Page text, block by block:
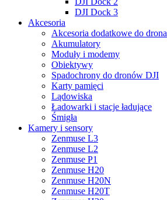
DJI Dock 3
Akcesoria
Akcesoria dodatkowe do drona
Akumulatory
Moduły i modemy
Obiektywy
Spadochrony do dronów DJI
Karty pamięci
Lądowiska
Ładowarki i stacje ładujące
Śmigła
Kamery i sensory
Zenmuse L3
Zenmuse L2
Zenmuse P1
Zenmuse H20
Zenmuse H20N
Zenmuse H20T